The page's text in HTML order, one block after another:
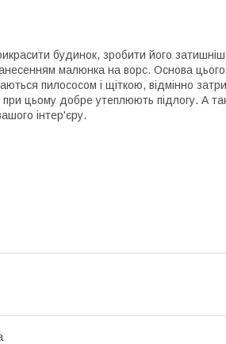
будинок, зробити його
малюнка на ворс. Основа цього
пилососом і щіткою, відмінно
при цьому добре утеплюють підлогу. А
інтер'єру.